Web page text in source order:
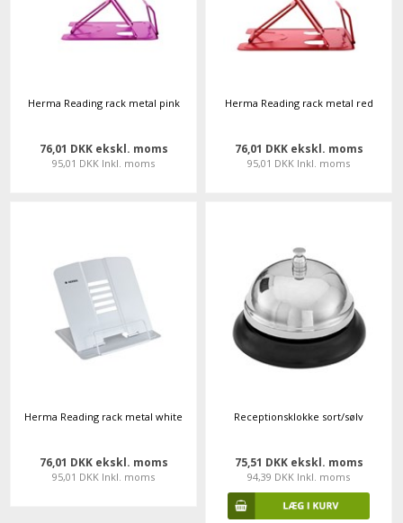
Herma Reading rack metal pink
76,01 DKK ekskl. moms
95,01 DKK Inkl. moms
Herma Reading rack metal red
76,01 DKK ekskl. moms
95,01 DKK Inkl. moms
Herma Reading rack metal white
76,01 DKK ekskl. moms
95,01 DKK Inkl. moms
Receptionsklokke sort/sølv
75,51 DKK ekskl. moms
94,39 DKK Inkl. moms